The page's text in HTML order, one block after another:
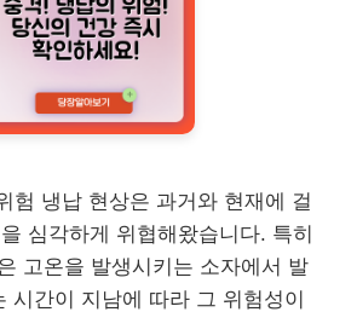
험 냉납 현상은 과거와 현재에 걸
심각하게 위협해왔습니다. 특히
고온을 발생시키는 소자에서 발
시간이 지남에 따라 그 위험성이